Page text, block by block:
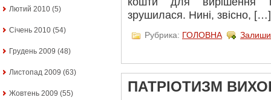
Лютий 2010 (5)
Січень 2010 (54)
Грудень 2009 (48)
Листопад 2009 (63)
Жовтень 2009 (55)
зрушилася. Нині, звісно, […]
Рубрика: ГОЛОВНА
ПАТРІОТИЗМ